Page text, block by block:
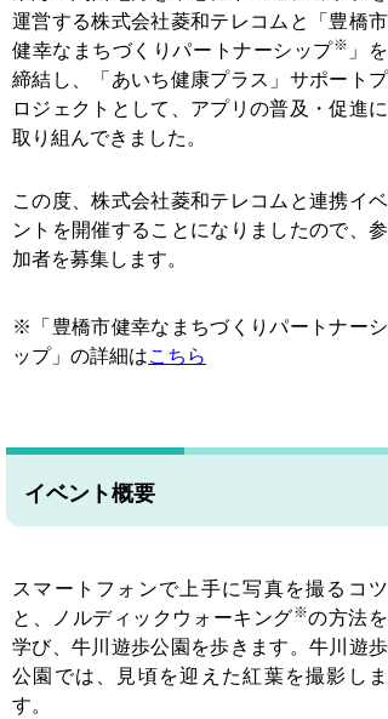
運営する株式会社菱和テレコムと「豊橋市
健幸なまちづくりパートナーシップ※ 」を
締結し、「あいち健康プラス」サポートプ
ロジェクトとして、アプリの普及・促進に
取り組んできました。
この度、株式会社菱和テレコムと連携イベ
ントを開催することになりましたので、参
加者を募集します。
※「豊橋市健幸なまちづくりパートナーシ
ップ」の詳細はこちら
イベント概要
スマートフォンで上手に写真を撮るコツ
と、ノルディックウォーキング※の方法を
学び、牛川遊歩公園を歩きます。牛川遊歩
公園では、見頃を迎えた紅葉を撮影しま
す。